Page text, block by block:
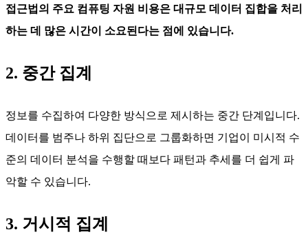
접근법의 주요 컴퓨팅 자원 비용은 대규모 데이터 집합을 처리
하는 데 많은 시간이 소요된다는 점에 있습니다.
2. 중간 집계
정보를 수집하여 다양한 방식으로 제시하는 중간 단계입니다.
데이터를 범주나 하위 집단으로 그룹화하면 기업이 미시적 수
준의 데이터 분석을 수행할 때보다 패턴과 추세를 더 쉽게 파
악할 수 있습니다.
3. 거시적 집계